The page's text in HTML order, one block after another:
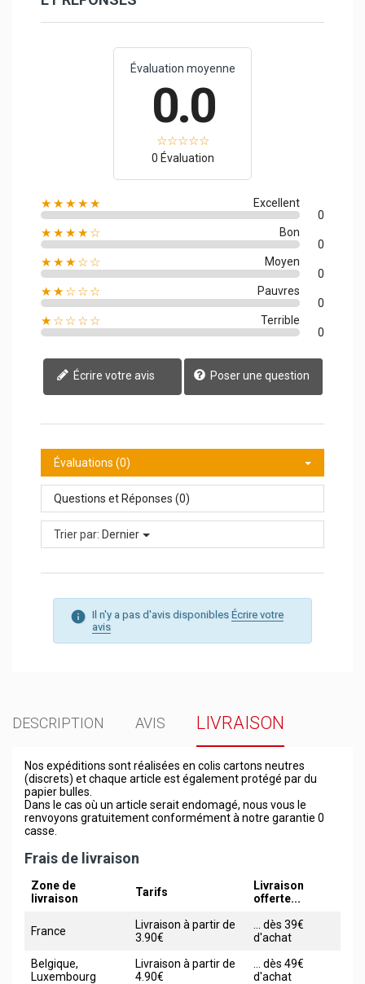
Évaluation moyenne
0.0
0 Évaluation
★★★★★
Excellent
0
★★★★☆
Bon
0
★★★☆☆
Moyen
0
★★☆☆☆
Pauvres
0
★☆☆☆☆
Terrible
0
Écrire votre avis Poser une question
Évaluations (0)
Questions et Réponses (0)
Trier par: Dernier
Il n'y a pas d'avis disponibles Écrire votre
avis
DESCRIPTION AVIS LIVRAISON
Nos expéditions sont réalisées en colis cartons neutres
(discrets) et chaque article est également protégé par du
papier bulles.
Dans le cas où un article serait endomagé, nous vous le
renvoyons gratuitement conformément à notre garantie 0
casse.
Frais de livraison
Zone de
livraison
Tarifs
Livraison
offerte...
France
Livraison à partir de
3.90€
... dès 39€
d'achat
Belgique,
Luxembourg
Livraison à partir de
4.90€
... dès 49€
d'achat